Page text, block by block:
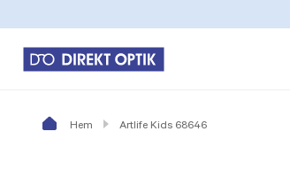
Hem Artlife Kids 68646